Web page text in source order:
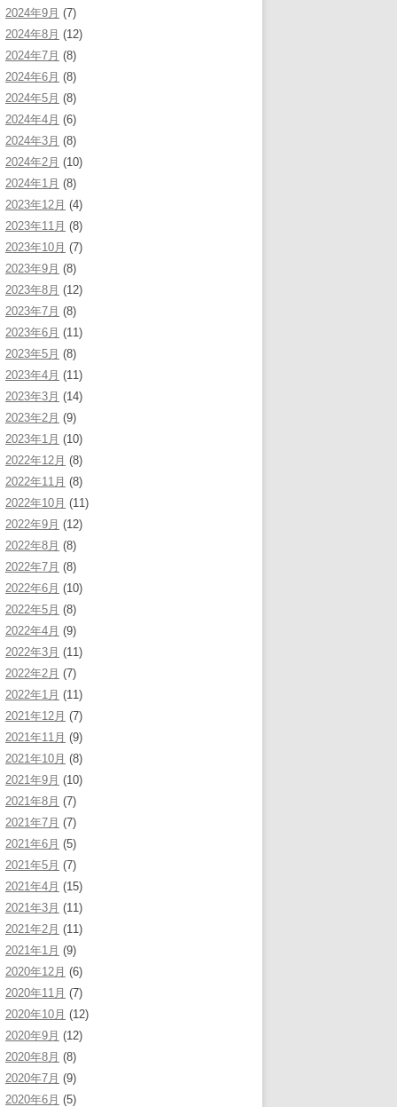
2024年9月 (7)
2024年8月 (12)
2024年7月 (8)
2024年6月 (8)
2024年5月 (8)
2024年4月 (6)
2024年3月 (8)
2024年2月 (10)
2024年1月 (8)
2023年12月 (4)
2023年11月 (8)
2023年10月 (7)
2023年9月 (8)
2023年8月 (12)
2023年7月 (8)
2023年6月 (11)
2023年5月 (8)
2023年4月 (11)
2023年3月 (14)
2023年2月 (9)
2023年1月 (10)
2022年12月 (8)
2022年11月 (8)
2022年10月 (11)
2022年9月 (12)
2022年8月 (8)
2022年7月 (8)
2022年6月 (10)
2022年5月 (8)
2022年4月 (9)
2022年3月 (11)
2022年2月 (7)
2022年1月 (11)
2021年12月 (7)
2021年11月 (9)
2021年10月 (8)
2021年9月 (10)
2021年8月 (7)
2021年7月 (7)
2021年6月 (5)
2021年5月 (7)
2021年4月 (15)
2021年3月 (11)
2021年2月 (11)
2021年1月 (9)
2020年12月 (6)
2020年11月 (7)
2020年10月 (12)
2020年9月 (12)
2020年8月 (8)
2020年7月 (9)
2020年6月 (5)